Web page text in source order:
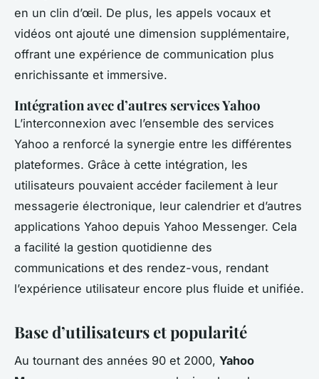
en un clin d’œil. De plus, les appels vocaux et
vidéos ont ajouté une dimension supplémentaire,
offrant une expérience de communication plus
enrichissante et immersive.
Intégration avec d’autres services Yahoo
L’interconnexion avec l’ensemble des services
Yahoo a renforcé la synergie entre les différentes
plateformes. Grâce à cette intégration, les
utilisateurs pouvaient accéder facilement à leur
messagerie électronique, leur calendrier et d’autres
applications Yahoo depuis Yahoo Messenger. Cela
a facilité la gestion quotidienne des
communications et des rendez-vous, rendant
l’expérience utilisateur encore plus fluide et unifiée.
Base d’utilisateurs et popularité
Au tournant des années 90 et 2000, Yahoo